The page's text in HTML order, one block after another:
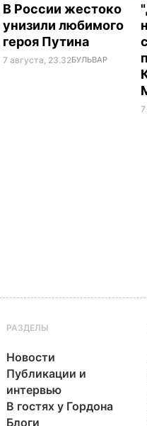
В России жестоко
унизили любимого
героя Путина
7 августа, 23.32БУЛЬВАР
РАЗДЕЛЫ
Новости
Публикации и
интервью
В гостях у Гордона
Блоги